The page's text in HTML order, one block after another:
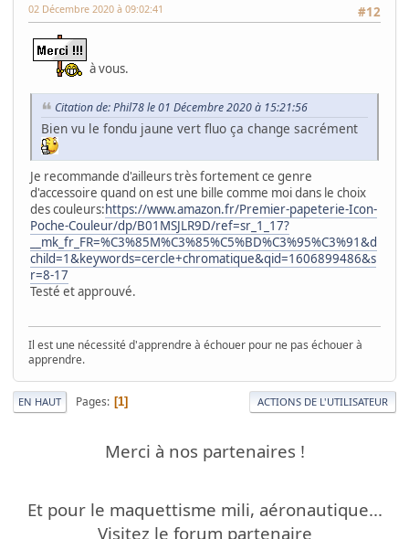
#12
02 Décembre 2020 à 09:02:41
à vous.
Citation de: Phil78 le 01 Décembre 2020 à 15:21:56
Bien vu le fondu jaune vert fluo ça change sacrément
Je recommande d'ailleurs très fortement ce genre
d'accessoire quand on est une bille comme moi dans le choix
des couleurs:https://www.amazon.fr/Premier-papeterie-Icon-
Poche-Couleur/dp/B01MSJLR9D/ref=sr_1_17?
__mk_fr_FR=%C3%85M%C3%85%C5%BD%C3%95%C3%91&d
child=1&keywords=cercle+chromatique&qid=1606899486&s
r=8-17
Testé et approuvé.
Il est une nécessité d'apprendre à échouer pour ne pas échouer à
apprendre.
EN HAUT Pages 1 ACTIONS DE L'UTILISATEUR
Merci à nos partenaires !
Et pour le maquettisme mili, aéronautique...
Visitez le forum partenaire